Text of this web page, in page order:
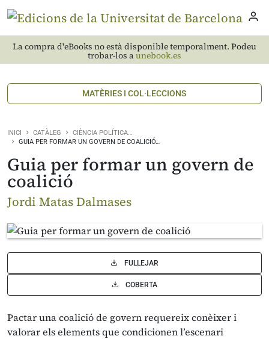
La compra d'eBooks no està disponible temporalment. Podeu
trobar-los aunebook.es
MATÈRIES I COL·LECCIONS
INICI CATÀLEG
CIÈNCIA POLÍTICA…
GUIA PER FORMAR UN GOVERN DE COALICIÓ…
Guia per formar un govern de
coalició
Jordi Matas Dalmases
FULLEJAR
COBERTA
Pactar una coalició de govern requereix conèixer i
valorar els elements que condicionen l’escenari